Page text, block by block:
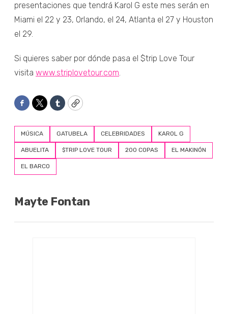
presentaciones que tendrá Karol G este mes serán en
Miami el 22 y 23, Orlando, el 24, Atlanta el 27 y Houston
el 29.
Si quieres saber por dónde pasa el $trip Love Tour
visita www.striplovetour.com.
Facebook
TwitterTumblrCopy
MÚSICA GATUBELA CELEBRIDADES KAROL G
ABUELITA $TRIP LOVE TOUR 200 COPAS EL MAKINÓN
EL BARCO
Mayte Fontan